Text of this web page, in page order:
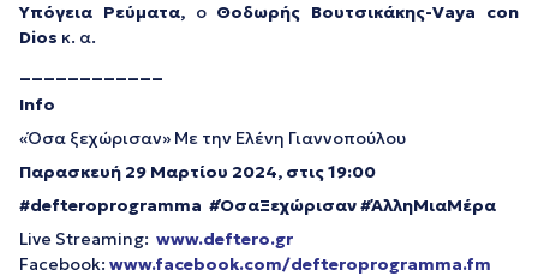
Υπόγεια Ρεύματα,ο Θοδωρής Βουτσικάκης-Vaya con
Dios κ. α.
Info
«Όσα ξεχώρισαν» Με την Ελένη Γιαννοπούλου
Παρασκευή 29 Μαρτίου 2024, στις 19:00
#defteroprogramma #ΌσαΞεχώρισαν #ΆλληΜιαΜέρα
Live Streaming: www.deftero.gr
Facebook: www.facebook.com/defteroprogramma.fm